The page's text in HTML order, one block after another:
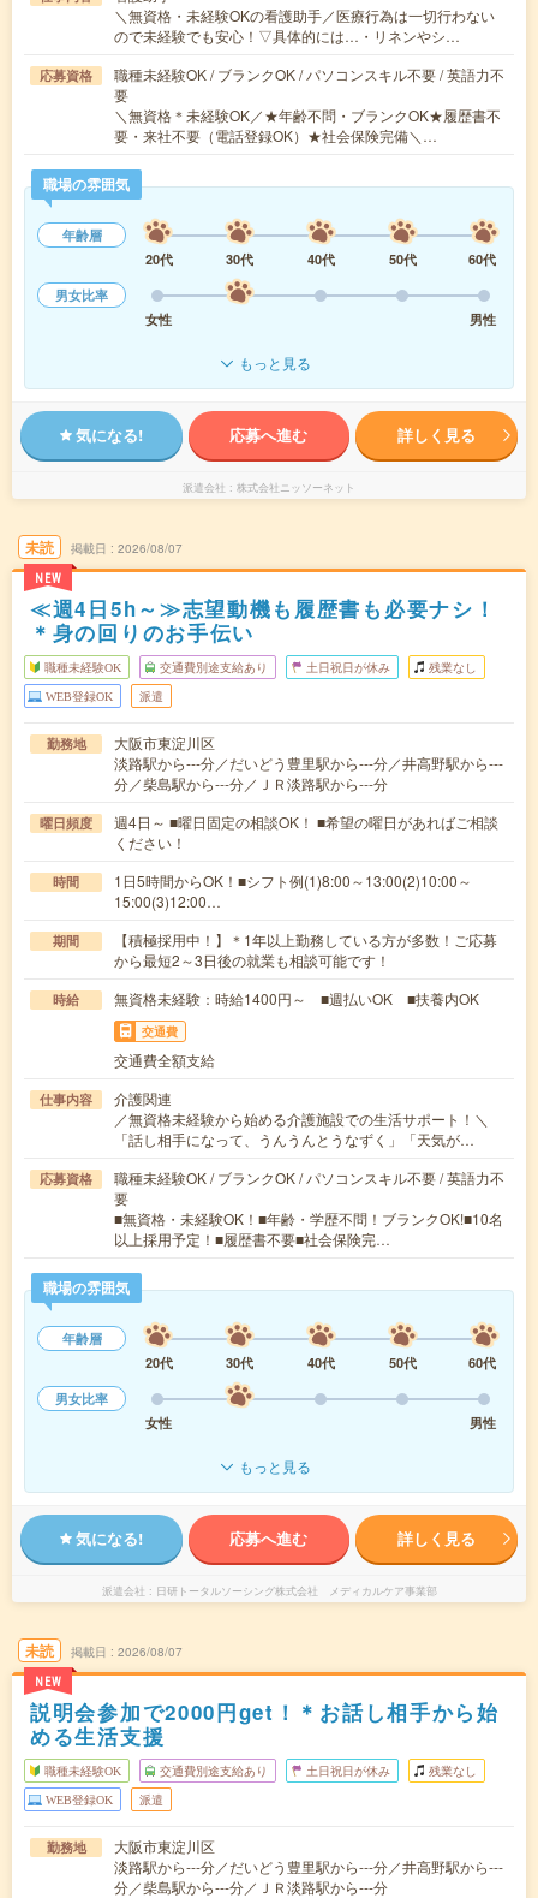
＼無資格・未経験OKの看護助手／医療行為は一切行わない
ので未経験でも安心！▽具体的には…・リネンやシ…
応募資格
職種未経験OK / ブランクOK / パソコンスキル不要 / 英語力不
要
＼無資格＊未経験OK／★年齢不問・ブランクOK★履歴書不
要・来社不要（電話登録OK）★社会保険完備＼…
職場の雰囲気
年齢層
20代
30代 40代 50代
60代
男女比率
女性
男性
もっと見る
気になる! 応募へ進む 詳しく見る
派遣会社 株式会社ニッソーネット
未読
NEW
掲載日 2026/08/07
≪週4日5h～≫志望動機も履歴書も必要ナシ！
＊身の回りのお手伝い
職種未経験OK 交通費別途支給あり 土日祝日が休み 残業なし
WEB登録OK 派遣
勤務地
大阪市東淀川区
淡路駅から---分／だいどう豊里駅から---分／井高野駅から---
分／柴島駅から---分／ＪＲ淡路駅から---分
曜日頻度
週4日～ ■曜日固定の相談OK！ ■希望の曜日があればご相談
ください！
時間
1日5時間からOK！■シフト例(1)8:00～13:00(2)10:00～
15:00(3)12:00…
期間
【積極採用中！】＊1年以上勤務している方が多数！ご応募
から最短2～3日後の就業も相談可能です！
時給 無資格未経験：時給1400円～ ■週払いOK ■扶養内OK
交通費
交通費全額支給
仕事内容
介護関連
／無資格未経験から始める介護施設での生活サポート！＼
「話し相手になって、うんうんとうなずく」「天気が…
応募資格
職種未経験OK / ブランクOK / パソコンスキル不要 / 英語力不
要
■無資格・未経験OK！■年齢・学歴不問！ブランクOK!■10名
以上採用予定！■履歴書不要■社会保険完…
職場の雰囲気
年齢層
20代
30代 40代 50代
60代
男女比率
女性
男性
もっと見る
気になる! 応募へ進む 詳しく見る
派遣会社 日研トータルソーシング株式会社 メディカルケア事業部
未読
NEW
掲載日 2026/08/07
説明会参加で2000円get！＊お話し相手から始
める生活支援
職種未経験OK 交通費別途支給あり 土日祝日が休み 残業なし
WEB登録OK 派遣
勤務地
大阪市東淀川区
淡路駅から---分／だいどう豊里駅から---分／井高野駅から---
分／柴島駅から---分／ＪＲ淡路駅から---分